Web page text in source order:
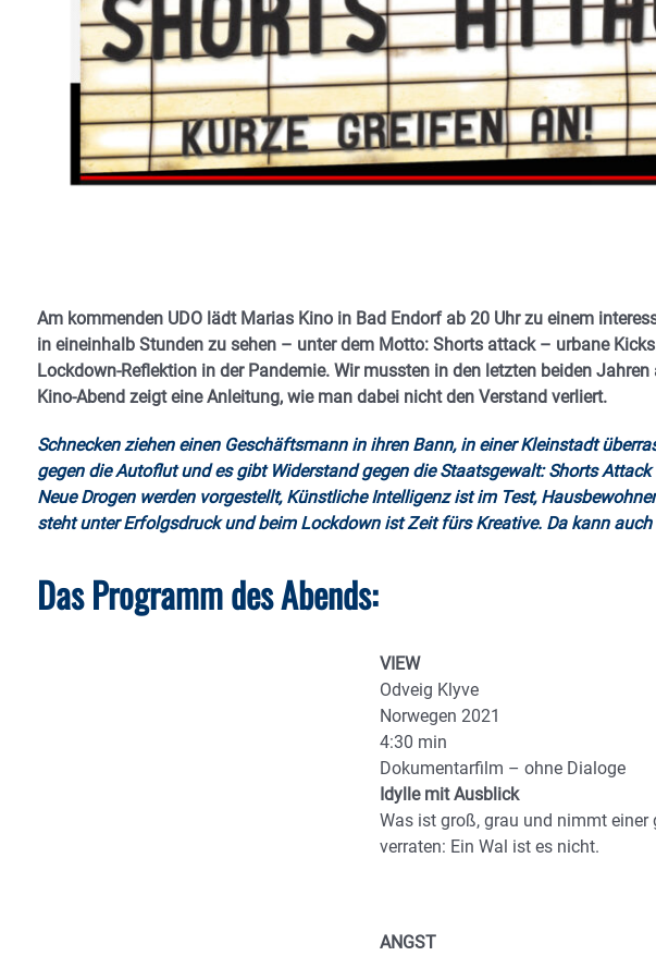
Am kommenden UDO lädt Marias Kino in Bad Endorf ab 20 Uhr zu einem
in eineinhalb Stunden zu sehen – unter dem Motto: Shorts attack – urbane
Lockdown-Reflektion in der Pandemie. Wir mussten in den letzten beiden
Kino-Abend zeigt eine Anleitung, wie man dabei nicht den Verstand verliert.
Schnecken ziehen einen Geschäftsmann in ihren Bann, in einer Kleinstadt
gegen die Autoflut und es gibt Widerstand gegen die Staatsgewalt: Shorts
Neue Drogen werden vorgestellt, Künstliche Intelligenz ist im Test,
steht unter Erfolgsdruck und beim Lockdown ist Zeit fürs Kreative. Da kann
Das Programm des Abends:
VIEW
Odveig Klyve
Norwegen 2021
4:30 min
Dokumentarfilm – ohne Dialoge
Idylle mit Ausblick
Was ist groß, grau und nimmt
verraten: Ein Wal ist es nicht.
ANGST